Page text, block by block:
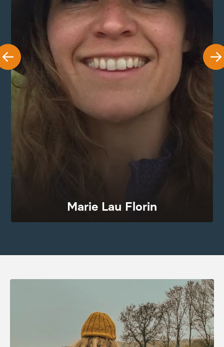
Marie Lau Florin
Journalist og forfatter og indehaver af vandresiden Frie